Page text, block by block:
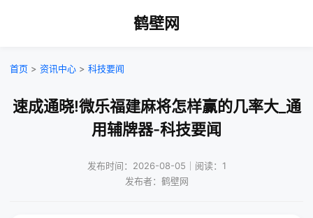
鹤壁网
首页 > 资讯中心 > 科技要闻
速成通晓!微乐福建麻将怎样赢的几率大_通
用辅牌器-科技要闻
发布时间：2026-08-05｜阅读：1
发布者：鹤壁网